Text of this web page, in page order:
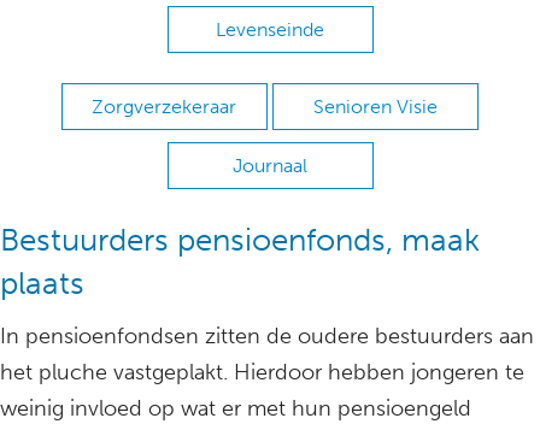
Levenseinde
Zorgverzekeraar Senioren Visie
Journaal
Bestuurders pensioenfonds, maak
plaats
In pensioenfondsen zitten de oudere bestuurders aan
het pluche vastgeplakt. Hierdoor hebben jongeren te
weinig invloed op wat er met hun pensioengeld